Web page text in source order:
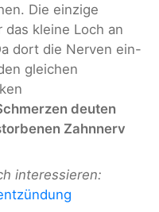
Die einzige
kleine Loch an
dort die Nerven ein-
gleichen
deuten
Zahnnerv
interessieren: